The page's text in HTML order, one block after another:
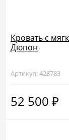
Кровать с
Дюпон
Артикул: 428783
52 500 ₽